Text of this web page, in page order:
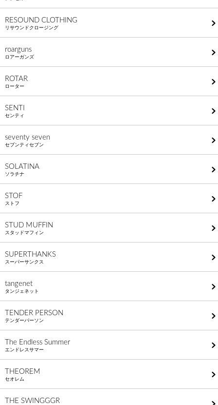
RESOUND CLOTHING
リサウンドクロージング
roarguns
ロアーガンズ
ROTAR
ローター
SENTI
センティ
seventy seven
セブンティセブン
SOLATINA
ソラチナ
STOF
ストフ
STUD MUFFIN
スタッドマフィン
SUPERTHANKS
スーパーサンクス
tangenet
タンジェネット
TENDER PERSON
テンダーパーソン
The Endless Summer
エンドレスサマー
THEOREM
セオレム
THE SWINGGGR